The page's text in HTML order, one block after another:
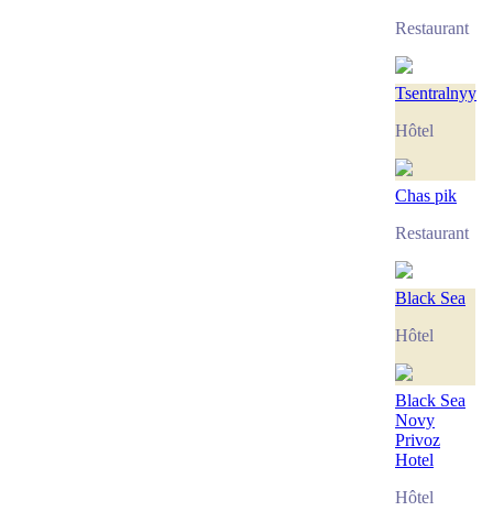
Restaurant
Tsentralnyy
Hôtel
Chas pik
Restaurant
Black Sea
Hôtel
Black Sea
Novy
Privoz
Hotel
Hôtel